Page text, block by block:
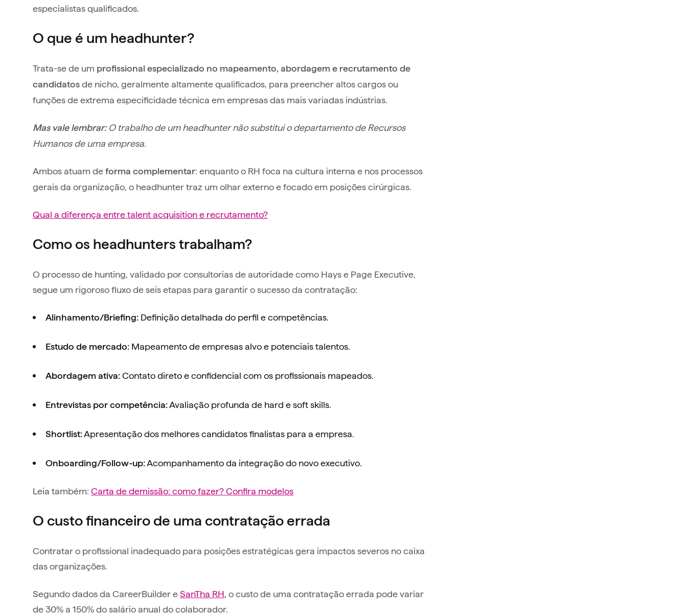
especialistas qualificados.
O que é um headhunter?
Trata-se de um profissional especializado no mapeamento, abordagem e recrutamento de
candidatos de nicho, geralmente altamente qualificados, para preencher altos cargos ou
funções de extrema especificidade técnica em empresas das mais variadas indústrias.
Mas vale lembrar:O trabalho de um headhunter não substitui o departamento de Recursos
Humanos de uma empresa.
Ambos atuam de forma complementar: enquanto o RH foca na cultura interna e nos processos
gerais da organização, o headhunter traz um olhar externo e focado em posições cirúrgicas.
Qual a diferença entre talent acquisition e recrutamento?
Como os headhunters trabalham?
O processo de hunting, validado por consultorias de autoridade como Hays e Page Executive,
segue um rigoroso fluxo de seis etapas para garantir o sucesso da contratação:
Alinhamento/Briefing: Definição detalhada do perfil e competências.
Estudo de mercado: Mapeamento de empresas alvo e potenciais talentos.
Abordagem ativa: Contato direto e confidencial com os profissionais mapeados.
Entrevistas por competência:Avaliação profunda de hard e soft skills.
Shortlist:Apresentação dos melhores candidatos finalistas para a empresa.
Onboarding/Follow-up:Acompanhamento da integração do novo executivo.
Leia também: Carta de demissão: como fazer? Confira modelos
O custo financeiro de uma contratação errada
Contratar o profissional inadequado para posições estratégicas gera impactos severos no caixa
das organizações.
Segundo dados da CareerBuilder eSanTha RH, o custo de uma contratação errada pode variar
de 30% a 150% do salário anual do colaborador.